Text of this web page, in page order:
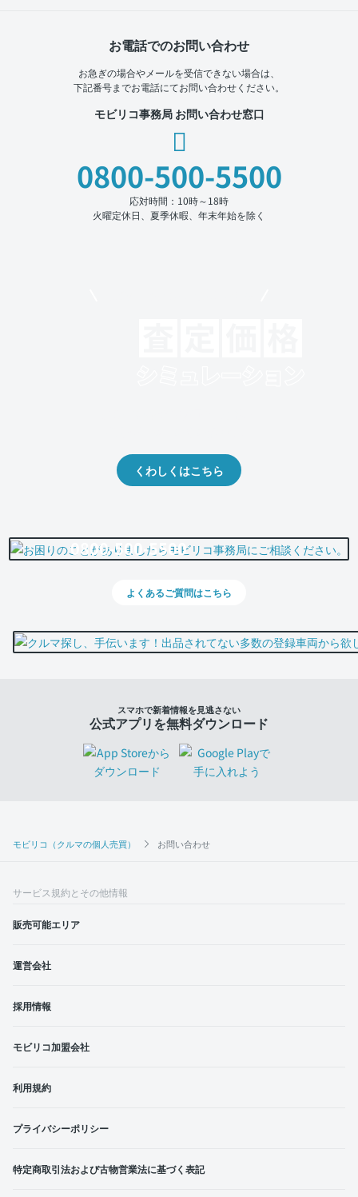
モビリコ（クルマの個人売買） お問い合わせ
お電話でのお問い合わせ
お急ぎの場合やメールを受信できない場合は、
下記番号までお電話にてお問い合わせください。
モビリコ事務局 お問い合わせ窓口
0800-500-5500
応対時間：10時～18時
火曜定休日、夏季休暇、年末年始を除く
くわしくはこちら
0800-500-5500
よくあるご質問はこちら
スマホで新着情報を見逃さない
公式アプリを無料ダウンロード
サービス規約とその他情報
販売可能エリア
運営会社
採用情報
モビリコ加盟会社
利用規約
プライバシーポリシー
特定商取引法および古物営業法に基づく表記